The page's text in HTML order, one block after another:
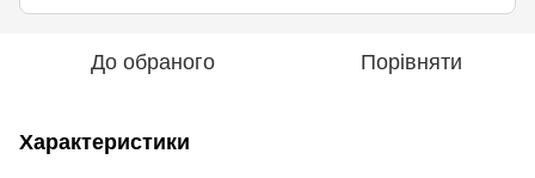
До обраного Порівняти
Характеристики